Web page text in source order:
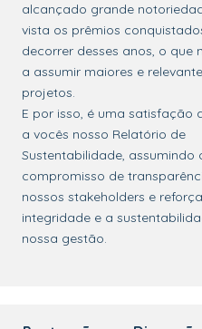
alcançado grande
vista os prêmios
decorrer desses anos, o que
a assumir maiores e
projetos.
E por isso, é uma satisfação
a vocês nosso Relatório de
Sustentabilidade, assumindo
compromisso de
nossos stakeholders e
integridade e a
nossa gestão.